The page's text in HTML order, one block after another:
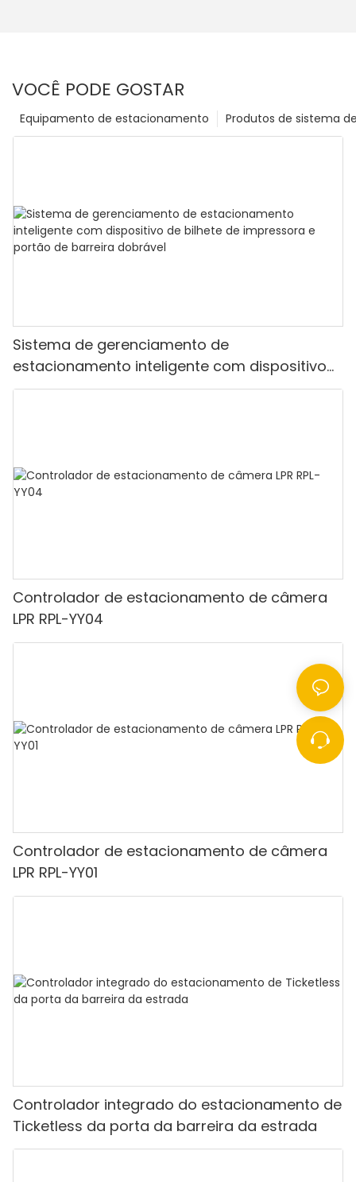
VOCÊ PODE GOSTAR
Produtos de sistema
Equipamento de estacionamento
Sistema de gerenciamento de
estacionamento inteligente com dispositivo
de bilhete de impressora e portão de barreira
Controlador de estacionamento de câmera
LPR RPL-YY04
Controlador de estacionamento de câmera
LPR RPL-YY01
Controlador integrado do estacionamento de
Ticketless da porta da barreira da estrada